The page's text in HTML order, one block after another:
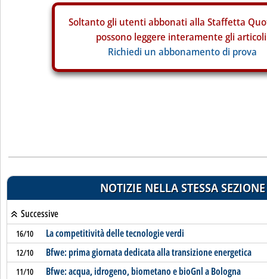
Soltanto gli utenti abbonati alla Staffetta
possono leggere interamente gli
Richiedi un abbonamento di prova
NOTIZIE NELLA STESSA SEZIONE
Successive
16/10 La competitività delle tecnologie verdi
12/10 Bfwe: prima giornata dedicata alla transizione energetica
11/10 Bfwe: acqua, idrogeno, biometano e bioGnl a Bologna